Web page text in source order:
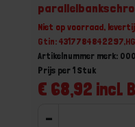
Niet op voorraad,
Gtin:
Artikelnummer merk:
€ 68,92 incl.
Prijs per 1 Stuk
-